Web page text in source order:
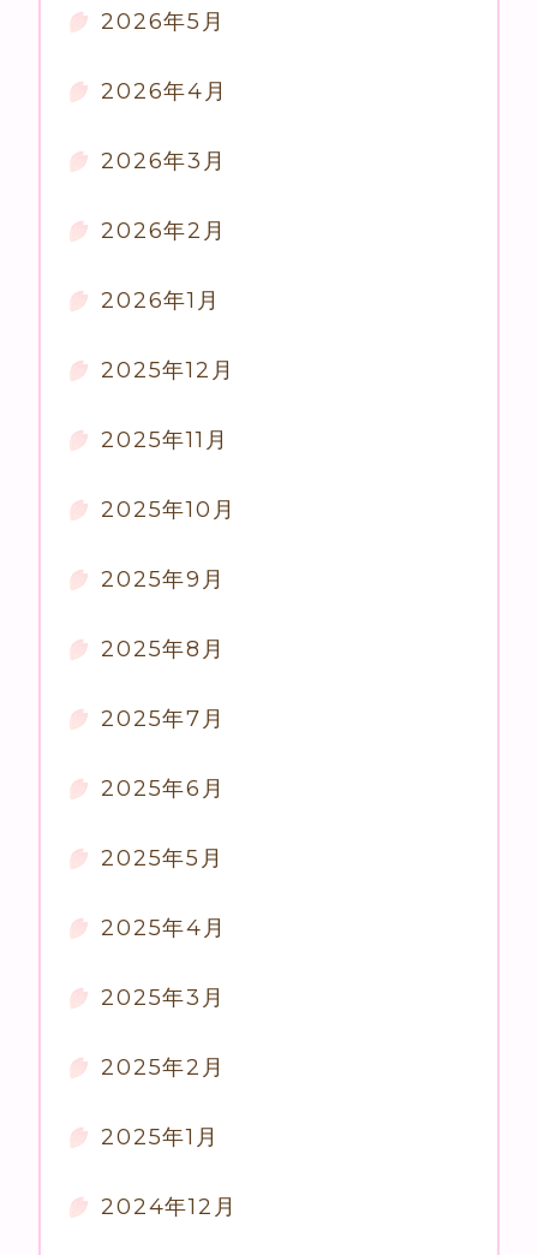
2026年5月
2026年4月
2026年3月
2026年2月
2026年1月
2025年12月
2025年11月
2025年10月
2025年9月
2025年8月
2025年7月
2025年6月
2025年5月
2025年4月
2025年3月
2025年2月
2025年1月
2024年12月